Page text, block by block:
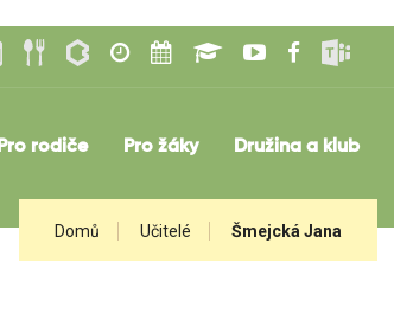
Pro rodiče Pro žáky Družina a klub
Domů Učitelé Šmejcká Jana